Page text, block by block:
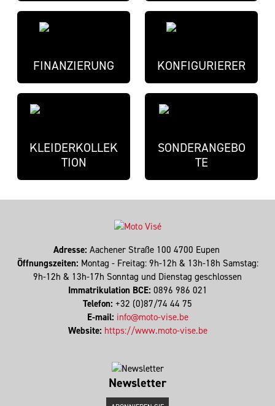
FINANZIERUNG KONFIGURIERER
KLEIDERKOLLEK
TION
SONDERANGEBO
TE
Adresse: Aachener Straße 100 4700 Eupen
Öffnungszeiten: Montag - Freitag: 9h-12h & 13h-18h Samstag:
9h-12h & 13h-17h Sonntag und Dienstag geschlossen
Immatrikulation BCE: 0896 986 021
Telefon: +32 (0)87/74 44 75
E-mail: info@moto-vise.be
Website: https://www.moto-vise.be
Newsletter